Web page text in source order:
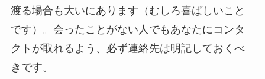
渡る場合も大いにあります（むしろ喜ばしいこと
です）。会ったことがない人でもあなたにコンタ
クトが取れるよう、必ず連絡先は明記しておくべ
きです。